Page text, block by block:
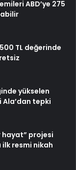
ABD’ye 275
TL değerinde
yükselen
tepki
hayat” projesi
ilk resmi nikah